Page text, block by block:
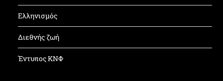
Ελληνισμός
Διεθνής ζωή
Έντυπος ΚΝΦ